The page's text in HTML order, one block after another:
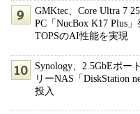
GMKtec、Core Ultra 7
PC「NucBox K17 Plus
TOPSのAI性能を実現
Synology、2.5GbEポー
リーNAS「DiskStation
投入